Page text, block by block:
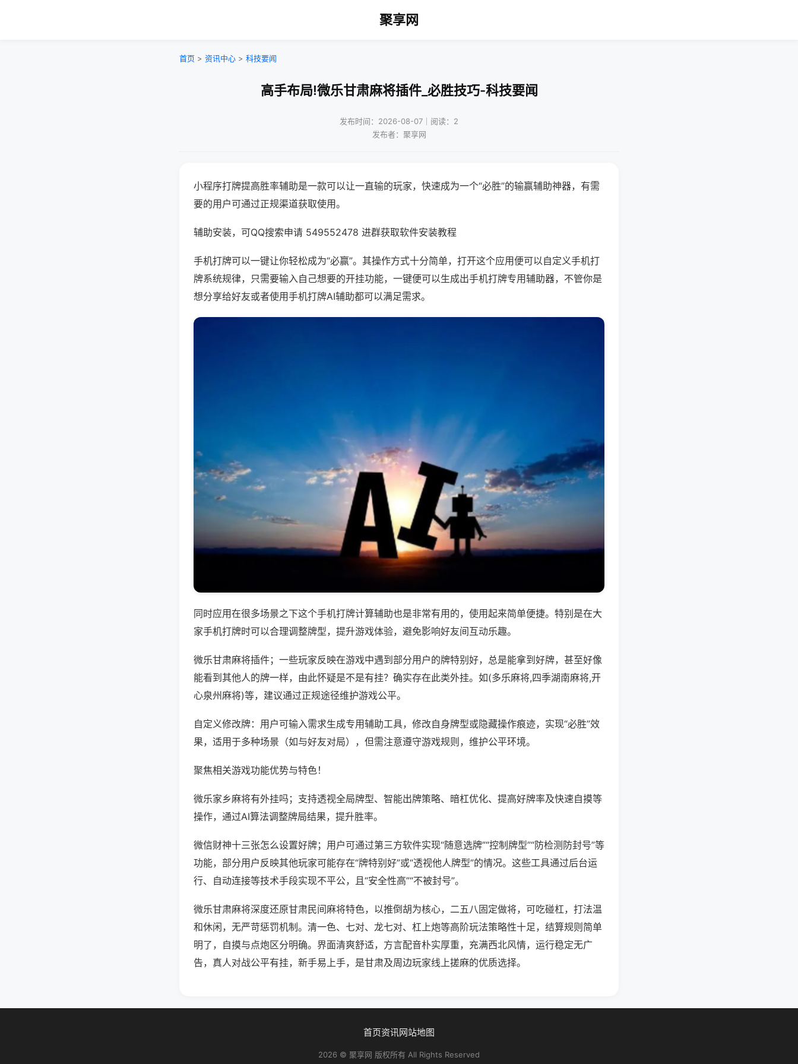
聚享网
首页 > 资讯中心 > 科技要闻
高手布局!微乐甘肃麻将插件_必胜技巧-科技要闻
发布时间：2026-08-07｜阅读：2
发布者：聚享网
小程序打牌提高胜率辅助是一款可以让一直输的玩家，快速成为一个“必胜”的输赢辅助神器，有需
要的用户可通过正规渠道获取使用。
辅助安装，可QQ搜索申请 549552478 进群获取软件安装教程
手机打牌可以一键让你轻松成为“必赢”。其操作方式十分简单，打开这个应用便可以自定义手机打
牌系统规律，只需要输入自己想要的开挂功能，一键便可以生成出手机打牌专用辅助器，不管你是
想分享给好友或者使用手机打牌AI辅助都可以满足需求。
同时应用在很多场景之下这个手机打牌计算辅助也是非常有用的，使用起来简单便捷。特别是在大
家手机打牌时可以合理调整牌型，提升游戏体验，避免影响好友间互动乐趣。
微乐甘肃麻将插件；一些玩家反映在游戏中遇到部分用户的牌特别好，总是能拿到好牌，甚至好像
能看到其他人的牌一样，由此怀疑是不是有挂？确实存在此类外挂。如(多乐麻将,四季湖南麻将,开
心泉州麻将)等，建议通过正规途径维护游戏公平。
自定义修改牌：用户可输入需求生成专用辅助工具，修改自身牌型或隐藏操作痕迹，实现“必胜”效
果，适用于多种场景（如与好友对局），但需注意遵守游戏规则，维护公平环境。
聚焦相关游戏功能优势与特色！
微乐家乡麻将有外挂吗；支持透视全局牌型、智能出牌策略、暗杠优化、提高好牌率及快速自摸等
操作，通过AI算法调整牌局结果，提升胜率。
微信财神十三张怎么设置好牌；用户可通过第三方软件实现“随意选牌”“控制牌型”“防检测防封号”等
功能，部分用户反映其他玩家可能存在“牌特别好”或“透视他人牌型”的情况。这些工具通过后台运
行、自动连接等技术手段实现不平公，且“安全性高”“不被封号”。
微乐甘肃麻将深度还原甘肃民间麻将特色，以推倒胡为核心，二五八固定做将，可吃碰杠，打法温
和休闲，无严苛惩罚机制。清一色、七对、龙七对、杠上炮等高阶玩法策略性十足，结算规则简单
明了，自摸与点炮区分明确。界面清爽舒适，方言配音朴实厚重，充满西北风情，运行稳定无广
告，真人对战公平有挂，新手易上手，是甘肃及周边玩家线上搓麻的优质选择。
首页资讯网站地图
2026 © 聚享网 版权所有 All Rights Reserved